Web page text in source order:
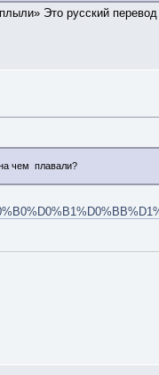
Это русский
чем плавали?